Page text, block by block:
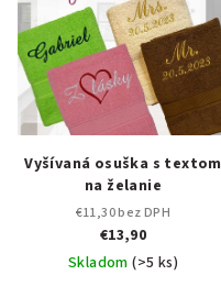
Vyšívaná osuška s textom
na želanie
€11,30 bez DPH
€13,90
Skladom(>5 ks)